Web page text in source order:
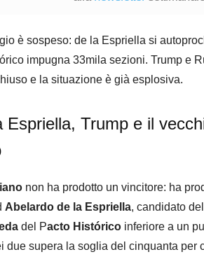
è sospeso: de la Espriella si
impugna 33mila sezioni. Trump e
e la situazione è già esplosiva.
Espriella, Trump e il
non ha prodotto un vincitore: ha
Abelardo de la Espriella, candidato
del Pacto Histórico inferiore a un
due supera la soglia del cinquanta per